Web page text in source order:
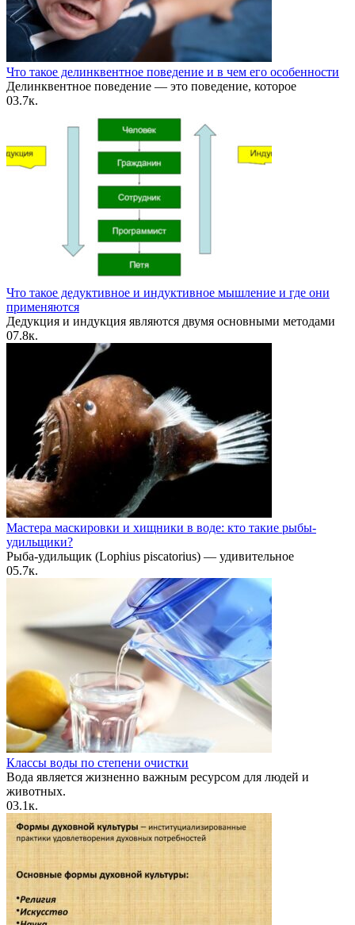
Что такое делинквентное поведение и в чем его особенности
Делинквентное поведение — это поведение, которое
03.7к.
Что такое дедуктивное и индуктивное мышление и где они
применяются
Дедукция и индукция являются двумя основными методами
07.8к.
Мастера маскировки и хищники в воде: кто такие рыбы-
удильщики?
Рыба-удильщик (Lophius piscatorius) — удивительное
05.7к.
Классы воды по степени очистки
Вода является жизненно важным ресурсом для людей и
животных.
03.1к.